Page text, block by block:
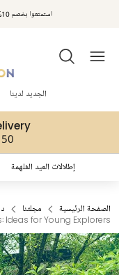
استمتعوا بخصم 10% على طلبيتكم الأولى كهدية ترحيب. سجلوا من هنا
الجديد لدينا
إطلالات العيد المُلهمة
الصفحة الرئيسية مجلتنا
Ideas for Young Explorers